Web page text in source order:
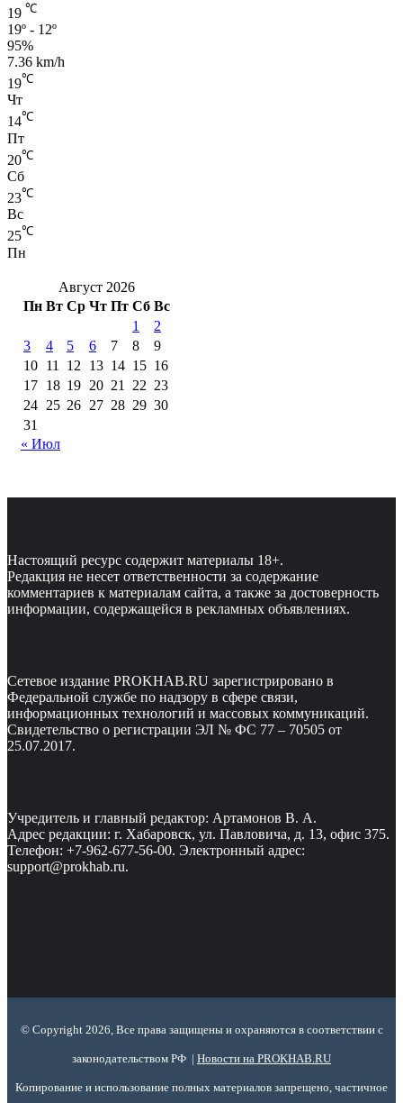
19 ℃
19º - 12º
95%
7.36 km/h
19℃
Чт
14℃
Пт
20℃
Сб
23℃
Вс
25℃
Пн
Август 2026
Пн Вт Ср Чт Пт Сб Вс
1
2
3
4 5 6 7 8
9
10 11 12 13 14 15 16
17 18 19 20 21 22 23
24 25 26 27 28 29 30
31
« Июл
Настоящий ресурс содержит материалы 18+.
Редакция не несет ответственности за содержание
комментариев к материалам сайта, а также за достоверность
информации, содержащейся в рекламных объявлениях.
Сетевое издание PROKHAB.RU зарегистрировано в
Федеральной службе по надзору в сфере связи,
информационных технологий и массовых коммуникаций.
Свидетельство о регистрации ЭЛ № ФС 77 – 70505 от
25.07.2017.
Учредитель и главный редактор: Артамонов В. А.
Адрес редакции: г. Хабаровск, ул. Павловича, д. 13, офис 375.
Телефон: +7-962-677-56-00. Электронный адрес:
support@prokhab.ru.
© Copyright 2026, Все права защищены и охраняются в соответствии с
законодательством РФ | Новости на PROKHAB.RU
Копирование и использование полных материалов запрещено, частичное